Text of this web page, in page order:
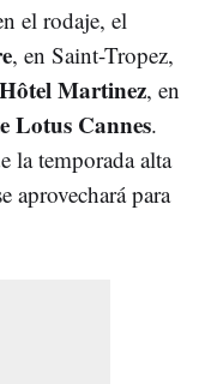
el rodaje, el
, en Saint-Tropez,
Hôtel Martinez, en
Lotus Cannes.
la temporada alta
aprovechará para